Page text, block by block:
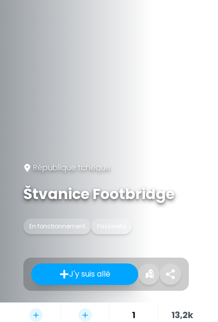
République tchèque
Štvanice Footbridge
En fonctionnement Passerelle
J'y suis allé
1 13,2k